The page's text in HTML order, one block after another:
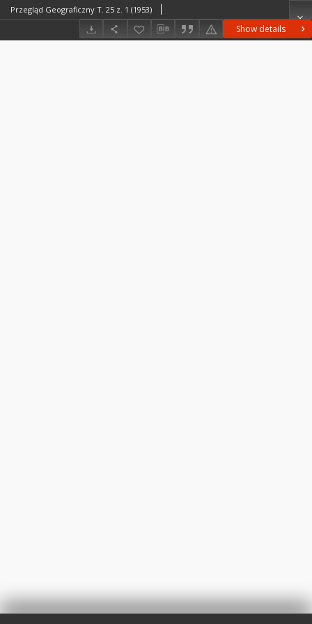
Show details
Przegląd Geograficzny T. 25 z. 1 (1953)